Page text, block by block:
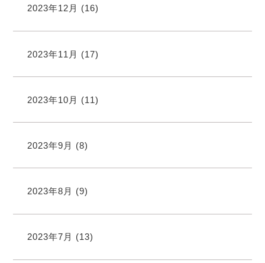
2023年12月 (16)
2023年11月 (17)
2023年10月 (11)
2023年9月 (8)
2023年8月 (9)
2023年7月 (13)